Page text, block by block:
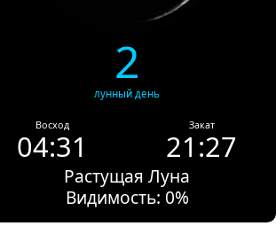
2
лунный день
Восход
04:31
Закат
21:27
Растущая Луна
Видимость: 0%